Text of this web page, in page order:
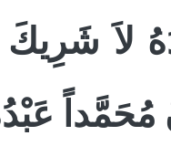
لاَ
مُحَمَّداً